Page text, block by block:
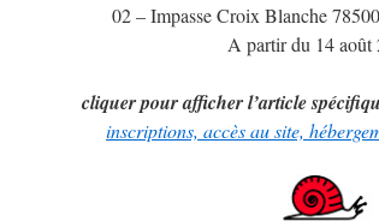
02 – Impasse Croix Blanche
A partir du 14 août
cliquer pour afficher l’article
inscriptions, accès au site,